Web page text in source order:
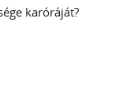
karóráját?